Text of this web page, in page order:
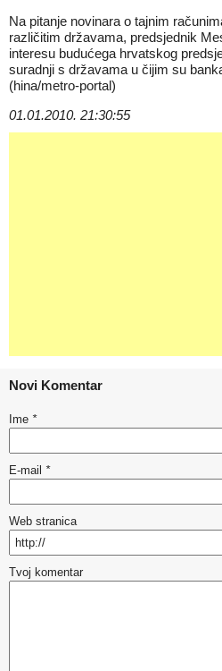
Na pitanje novinara o tajnim
različitim državama, predsjednik
interesu budućega hrvatskog
suradnji s državama u čijim su
(hina/metro-portal)
01.01.2010. 21:30:55
Novi Komentar
Ime *
E-mail *
Web stranica
Tvoj komentar